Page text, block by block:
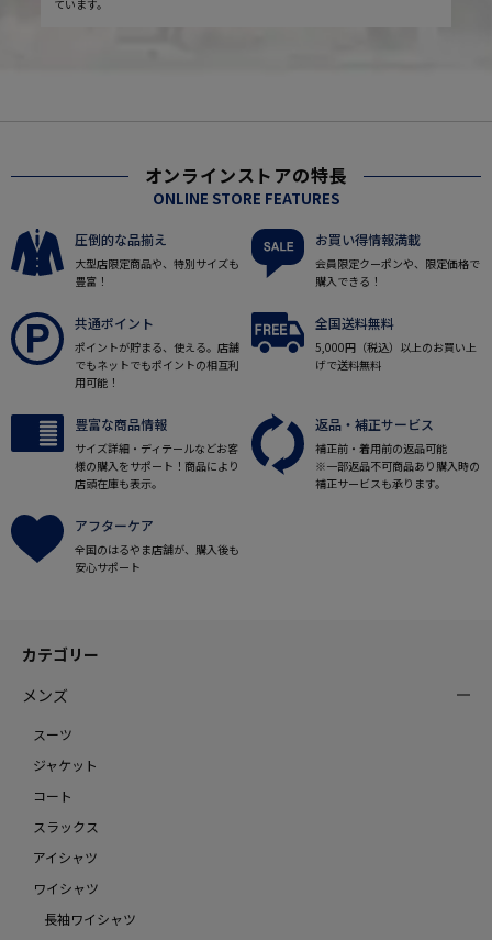
ています。
オンラインストアの特長
ONLINE STORE FEATURES
圧倒的な品揃え
大型店限定商品や、特別サイズも
豊富！
お買い得情報満載
会員限定クーポンや、限定価格で
購入できる！
共通ポイント
ポイントが貯まる、使える。店舗
でもネットでもポイントの相互利
用可能！
全国送料無料
5,000円（税込）以上のお買い上
げで送料無料
豊富な商品情報
サイズ詳細・ディテールなどお客
様の購入をサポート！商品により
店頭在庫も表示。
返品・補正サービス
補正前・着用前の返品可能
※一部返品不可商品あり購入時の
補正サービスも承ります。
アフターケア
全国のはるやま店舗が、購入後も
安心サポート
カテゴリー
メンズ
スーツ
ジャケット
コート
スラックス
アイシャツ
ワイシャツ
長袖ワイシャツ